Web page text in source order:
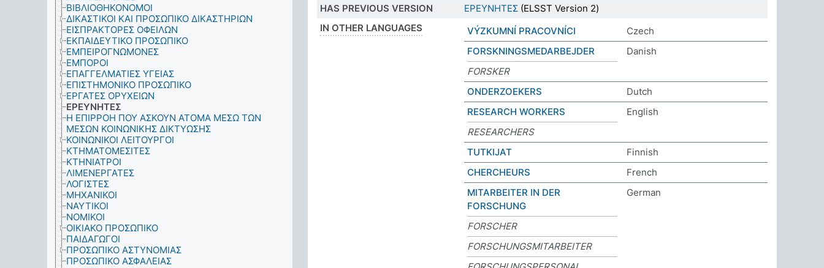
ΒΙΒΛΙΟΘΗΚΟΝΟΜΟΙ
ΔΙΚΑΣΤΙΚΟΙ ΚΑΙ ΠΡΟΣΩΠΙΚΟ ΔΙΚΑΣΤΗΡΙΩΝ
ΕΙΣΠΡΑΚΤΟΡΕΣ ΟΦΕΙΛΩΝ
ΕΚΠΑΙΔΕΥΤΙΚΟ ΠΡΟΣΩΠΙΚΟ
ΕΜΠΕΙΡΟΓΝΩΜΟΝΕΣ
ΕΜΠΟΡΟΙ
ΕΠΑΓΓΕΛΜΑΤΙΕΣ ΥΓΕΙΑΣ
ΕΠΙΣΤΗΜΟΝΙΚΟ ΠΡΟΣΩΠΙΚΟ
ΕΡΓΑΤΕΣ ΟΡΥΧΕΙΩΝ
ΕΡΕΥΝΗΤΕΣ
Η ΕΠΙΡΡΟΗ ΠΟΥ ΑΣΚΟΥΝ ΑΤΟΜΑ ΜΕΣΩ ΤΩΝ
ΜΕΣΩΝ ΚΟΙΝΩΝΙΚΗΣ ΔΙΚΤΥΩΣΗΣ
ΚΟΙΝΩΝΙΚΟΙ ΛΕΙΤΟΥΡΓΟΙ
ΚΤΗΜΑΤΟΜΕΣΙΤΕΣ
ΚΤΗΝΙΑΤΡΟΙ
ΛΙΜΕΝΕΡΓΑΤΕΣ
ΛΟΓΙΣΤΕΣ
ΜΗΧΑΝΙΚΟΙ
ΝΑΥΤΙΚΟΙ
ΝΟΜΙΚΟΙ
ΟΙΚΙΑΚΟ ΠΡΟΣΩΠΙΚΟ
ΠΑΙΔΑΓΩΓΟΙ
ΠΡΟΣΩΠΙΚΟ ΑΣΤΥΝΟΜΙΑΣ
ΠΡΟΣΩΠΙΚΟ ΑΣΦΑΛΕΙΑΣ
HAS PREVIOUS VERSION
ΕΡΕΥΝΗΤΕΣ (ELSST Version 2)
IN OTHER LANGUAGES
VÝZKUMNÍ PRACOVNÍCI
Czech
FORSKNINGSMEDARBEJDER
Danish
FORSKER
ONDERZOEKERS
Dutch
RESEARCH WORKERS
English
RESEARCHERS
TUTKIJAT
Finnish
CHERCHEURS
French
MITARBEITER IN DER
FORSCHUNG
German
FORSCHER
FORSCHUNGSMITARBEITER